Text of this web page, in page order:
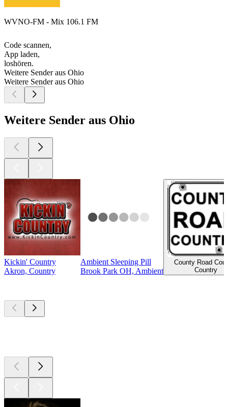
WVNO-FM - Mix 106.1 FM
Code scannen,
App laden,
loshören.
Weitere Sender aus Ohio
Weitere Sender aus Ohio
Weitere Sender aus Ohio
Kickin' Country
Akron, Country
Ambient Sleeping Pill
Brook Park OH, Ambient
County Road
Country